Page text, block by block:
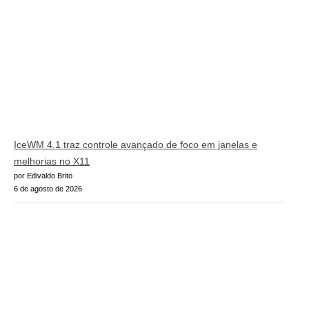
IceWM 4.1 traz controle avançado de foco em janelas e
melhorias no X11
por Edivaldo Brito
6 de agosto de 2026